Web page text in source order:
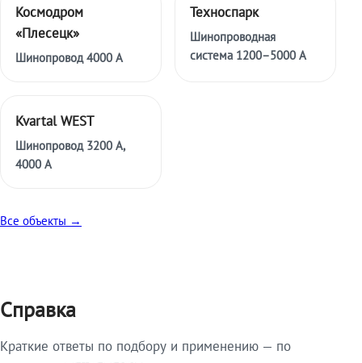
Космодром
«Плесецк»
Шинопровод 4000 А
Техноспарк
Шинопроводная
система 1200–5000 А
Kvartal WEST
Шинопровод 3200 А,
4000 А
Все объекты →
Справка
Краткие ответы по подбору и применению — по